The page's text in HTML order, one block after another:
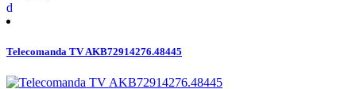
Telecomanda TV AKB72914276.48445